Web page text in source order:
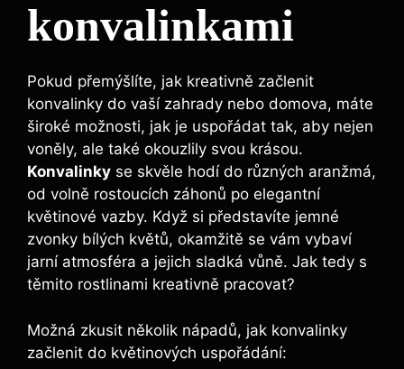
konvalinkami
Pokud přemýšlíte, jak kreativně začlenit
konvalinky do vaší zahrady nebo domova, máte
široké možnosti, jak je uspořádat tak, aby nejen
voněly, ale také okouzlily svou krásou.
Konvalinky se skvěle hodí do různých aranžmá,
od volně rostoucích záhonů po elegantní
květinové vazby. Když si představíte jemné
zvonky bílých květů, okamžitě se vám vybaví
jarní atmosféra a jejich sladká vůně. Jak tedy s
těmito rostlinami kreativně pracovat?
Možná zkusit několik nápadů, jak konvalinky
začlenit do květinových uspořádání: